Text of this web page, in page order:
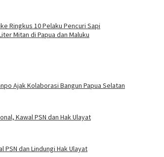
Ringkus 10 Pelaku Pencuri Sapi
Mitan di Papua dan Maluku
Ajak Kolaborasi Bangun Papua Selatan
Kawal PSN dan Hak Ulayat
PSN dan Lindungi Hak Ulayat